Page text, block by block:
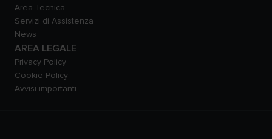
Area Tecnica
Servizi di Assistenza
News
AREA LEGALE
Privacy Policy
Cookie Policy
Avvisi importanti